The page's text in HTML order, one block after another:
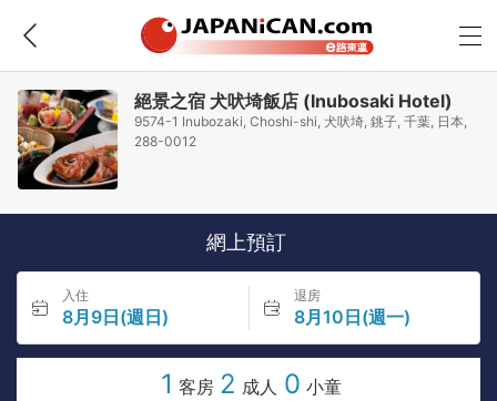
絕景之宿 犬吠埼飯店 (Inubosaki Hotel)
9574-1 Inubozaki, Choshi-shi, 犬吠埼, 銚子, 千葉, 日本,
288-0012
網上預訂
入住
8月9日(週日)
退房
8月10日(週一)
1 客房 2 成人 0 小童